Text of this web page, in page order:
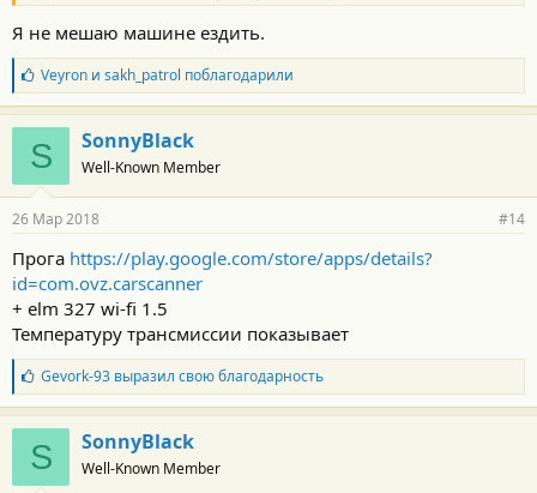
Я не мешаю машине ездить.
Б
л
а
г
о
д
а
н
с
т
и
Veyronи sakh_patrol поблагодарили
S SonnyBlack
Well-Known Member
26 Мар 2018 #14
Прога https://play.google.com/store/apps/details?
id=com.ovz.carscanner
+ elm 327 wi-fi 1.5
Температуру трансмиссии показывает
Б
л
а
г
о
д
Gevork-93выразил свою благодарность
S SonnyBlack
Well-Known Member